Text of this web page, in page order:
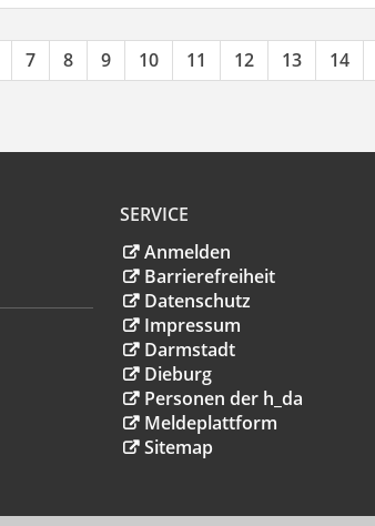
7 8 9 10 11 12 13 14
SERVICE
Anmelden
Barrierefreiheit
Datenschutz
Impressum
Darmstadt
Dieburg
Personen der h_da
Meldeplattform
Sitemap